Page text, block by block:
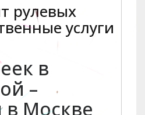
рулевых
услуги
в
–
в Москве